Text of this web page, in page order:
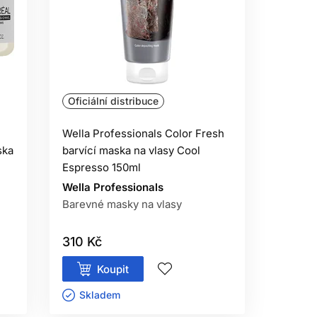
Každý produkt má jiný účel, proto
způsob aktivace.
více ochrany. Přebytek může
příjemně vlažnou vodu a
maštění.
mytí. Nánosy pravidelně smyjte.
nejnižší teplotu, která přináší
používejte pouze na suché
Oficiální distribuce
Wella Professionals Color Fresh
barvící maska ​​na vlasy Cool
Espresso 150ml
Wella Professionals
Barevné masky na vlasy
310 Kč
Koupit
Skladem ㅤ